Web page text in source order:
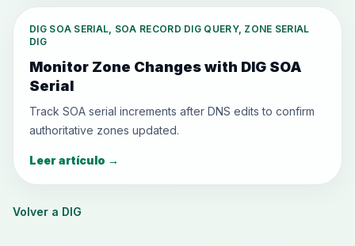
DIG SOA SERIAL, SOA RECORD DIG QUERY, ZONE SERIAL
DIG
Monitor Zone Changes with DIG SOA
Serial
Track SOA serial increments after DNS edits to confirm
authoritative zones updated.
Leer artículo →
Volver a DIG